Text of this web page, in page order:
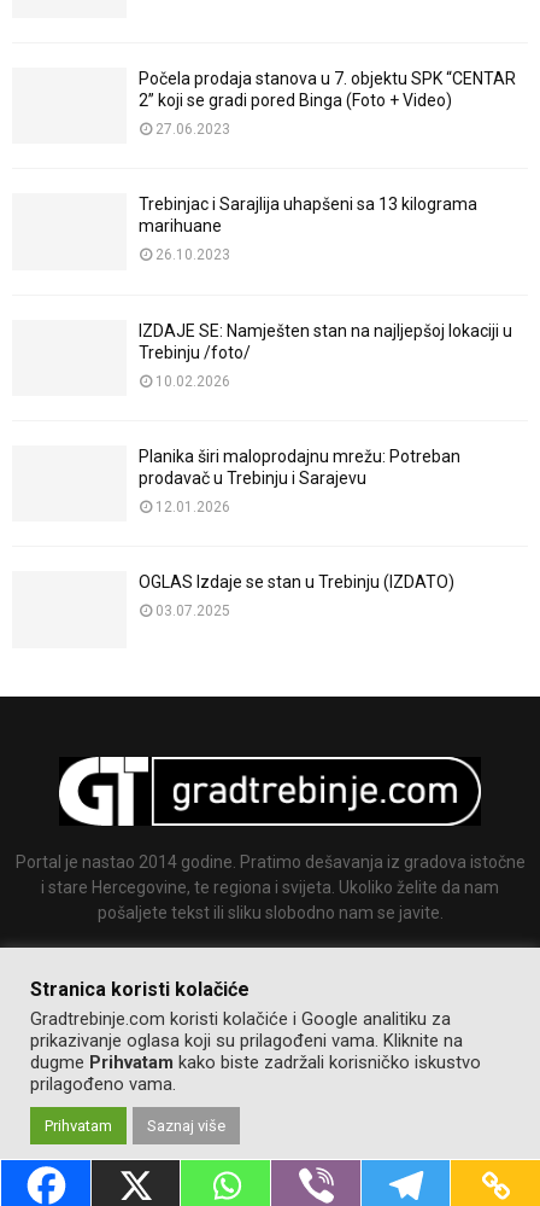
Počela prodaja stanova u 7. objektu SPK “CENTAR
2” koji se gradi pored Binga (Foto + Video)
27.06.2023
Trebinjac i Sarajlija uhapšeni sa 13 kilograma
marihuane
26.10.2023
IZDAJE SE: Namješten stan na najljepšoj lokaciji u
Trebinju /foto/
10.02.2026
Planika širi maloprodajnu mrežu: Potreban
prodavač u Trebinju i Sarajevu
12.01.2026
OGLAS Izdaje se stan u Trebinju (IZDATO)
03.07.2025
Portal je nastao 2014 godine. Pratimo dešavanja iz gradova istočne
i stare Hercegovine, te regiona i svijeta. Ukoliko želite da nam
pošaljete tekst ili sliku slobodno nam se javite.
@2014-2020. Sva prava zadržana.
Stranica koristi kolačiće
Gradtrebinje.com koristi kolačiće i Google analitiku za
prikazivanje oglasa koji su prilagođeni vama. Kliknite na
dugme Prihvatam kako biste zadržali korisničko iskustvo
prilagođeno vama.
Prihvatam Saznaj više